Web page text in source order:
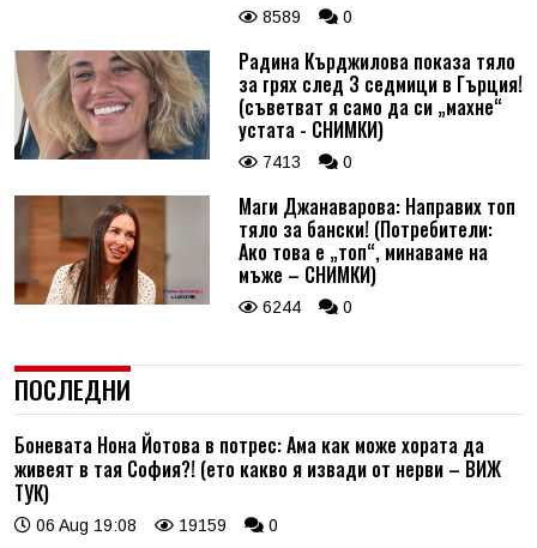
8589 0
Радина Кърджилова показа тяло
за грях след 3 седмици в Гърция!
(съветват я само да си „махне“
устата - СНИМКИ)
7413 0
Маги Джанаварова: Направих топ
тяло за бански! (Потребители:
Ако това е „топ“, минаваме на
мъже – СНИМКИ)
6244 0
ПОСЛЕДНИ
Боневата Нона Йотова в потрес: Ама как може хората да
живеят в тая София?! (ето какво я извади от нерви – ВИЖ
ТУК)
06 Aug 19:08 19159 0